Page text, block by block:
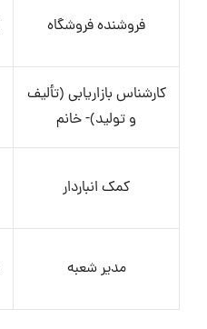
فروشنده فروشگاه
کارشناس بازاریابی (تألیف
و تولید)- خانم
کمک انباردار
مدیر شعبه